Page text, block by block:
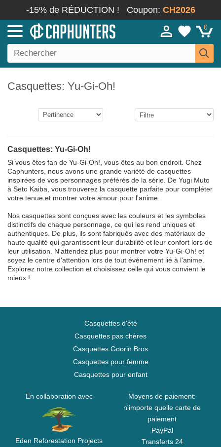
-15% de RÉDUCTION ! Coupon: CH2026
0
Casquettes: Yu-Gi-Oh!
Casquettes: Yu-Gi-Oh!
Si vous êtes fan de Yu-Gi-Oh!, vous êtes au bon endroit. Chez
Caphunters, nous avons une grande variété de casquettes
inspirées de vos personnages préférés de la série. De Yugi Muto
à Seto Kaiba, vous trouverez la casquette parfaite pour compléter
votre tenue et montrer votre amour pour l'anime.
Nos casquettes sont conçues avec les couleurs et les symboles
distinctifs de chaque personnage, ce qui les rend uniques et
authentiques. De plus, ils sont fabriqués avec des matériaux de
haute qualité qui garantissent leur durabilité et leur confort lors de
leur utilisation. N'attendez plus pour montrer votre Yu-Gi-Oh! et
soyez le centre d'attention lors de tout événement lié à l'anime.
Explorez notre collection et choisissez celle qui vous convient le
mieux !
Casquettes d'été
Casquettes pas chères
Casquettes Goorin Bros
Casquettes pour femme
Casquettes pour enfant
En collaboration avec
Eden Reforestation Projects
Moyens de paiement:
n'importe quelle carte de
paiement
PayPal
Transferts 24